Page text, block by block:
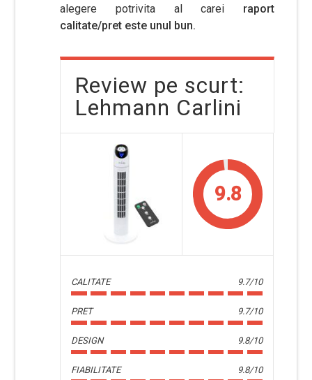
alegere potrivita al carei raport
calitate/pret este unul bun.
Review pe scurt:
Lehmann Carlini
9.8
CALITATE 9.7/10
PRET 9.7/10
DESIGN 9.8/10
FIABILITATE 9.8/10